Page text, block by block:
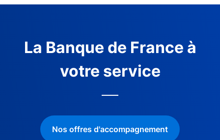
La Banque de France à
votre service
Nos offres d'accompagnement